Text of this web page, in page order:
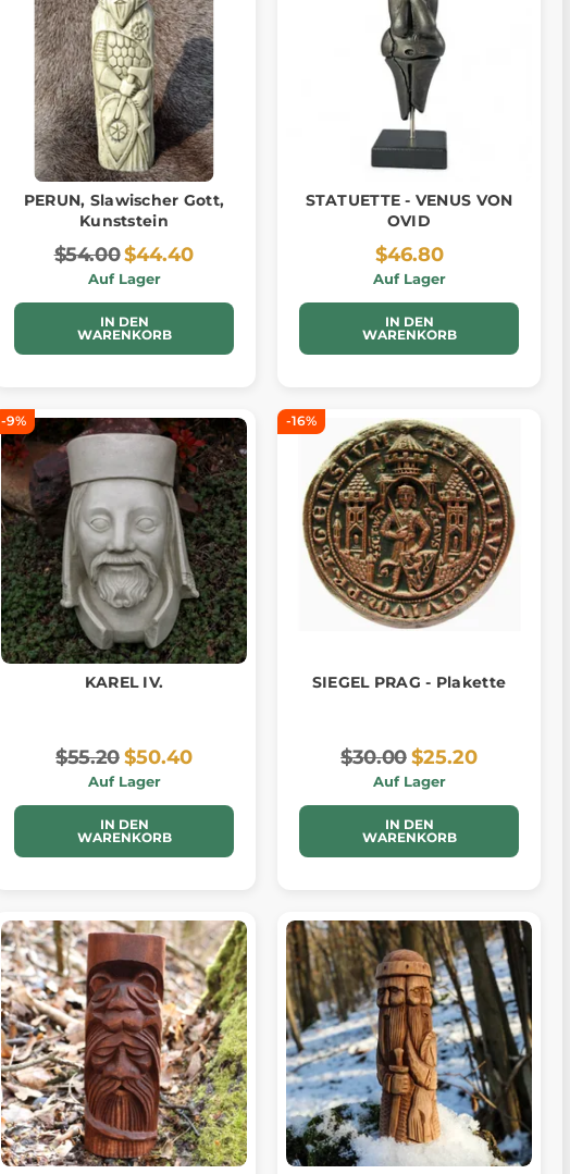
PERUN, Slawischer Gott,
Kunststein
$54.00$44.40
Auf Lager
IN DEN
WARENKORB
STATUETTE - VENUS VON
OVID
$46.80
Auf Lager
IN DEN
WARENKORB
-9%
KAREL IV.
$55.20$50.40
Auf Lager
IN DEN
WARENKORB
-16%
SIEGEL PRAG - Plakette
$30.00$25.20
Auf Lager
IN DEN
WARENKORB